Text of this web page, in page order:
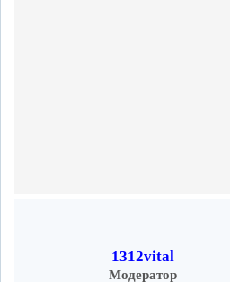
1312vital
Модератор